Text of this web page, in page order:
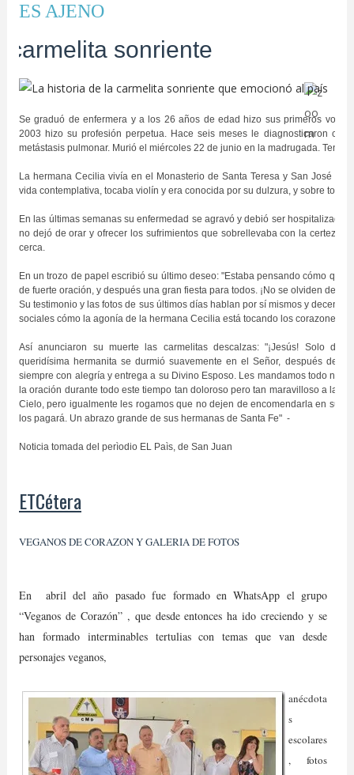
ES AJENO
carmelita sonriente
Se graduó de enfermera y a los 26 años de edad hizo sus primeros votos
2003 hizo su profesión perpetua. Hace seis meses le diagnosticaron
metástasis pulmonar. Murió el miércoles 22 de junio en la madrugada. Tenía
La hermana Cecilia vivía en el Monasterio de Santa Teresa y San José de
vida contemplativa, tocaba violín y era conocida por su dulzura, y sobre
En las últimas semanas su enfermedad se agravó y debió ser hospitalizada.
no dejó de orar y ofrecer los sufrimientos que sobrellevaba con la certeza
cerca.
En un trozo de papel escribió su último deseo: "Estaba pensando cómo
de fuerte oración, y después una gran fiesta para todos. ¡No se olviden de
Su testimonio y las fotos de sus últimos días hablan por sí mismos y
sociales cómo la agonía de la hermana Cecilia está tocando los corazones.
Así anunciaron su muerte las carmelitas descalzas: "¡Jesús! Solo
queridísima hermanita se durmió suavemente en el Señor, después de
siempre con alegría y entrega a su Divino Esposo. Les mandamos todo
la oración durante todo este tiempo tan doloroso pero tan maravilloso a la
Cielo, pero igualmente les rogamos que no dejen de encomendarla en sus
los pagará. Un abrazo grande de sus hermanas de Santa Fe" -
Noticia tomada del perìodio EL Paìs, de San Juan
ETCétera
VEGANOS DE CORAZON Y GALERIA DE FOTOS
En abril del año pasado fue formado en WhatsApp el grupo
“Veganos de Corazón” , que desde entonces ha ido creciendo y se
han formado interminables tertulias con temas que van desde
personajes veganos,
anécdota
s
escolares
, fotos